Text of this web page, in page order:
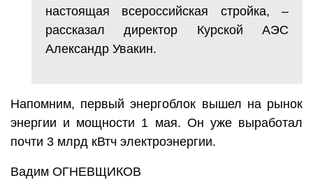
настоящая всероссийская стройка, –
рассказал директор Курской АЭС
Александр Увакин.
Напомним, первый энергоблок вышел на рынок
энергии и мощности 1 мая. Он уже выработал
почти 3 млрд кВтч электроэнергии.
Вадим ОГНЕВЩИКОВ